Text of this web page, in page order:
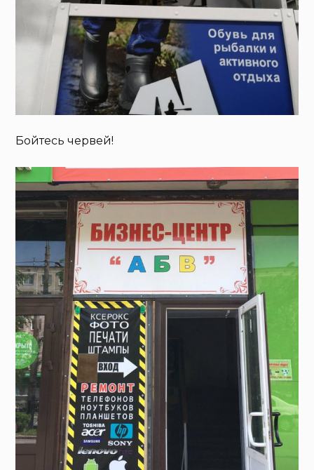
Бойтесь червей!